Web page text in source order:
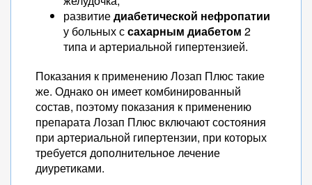
развитиедиабетической нефропатии
у больных ссахарным диабетом 2
типа и артериальной гипертензией.
Показания к применению Лозап Плюс такие
же. Однако он имеет комбинированный
состав, поэтому показания к применению
препарата Лозап Плюс включают состояния
при артериальной гипертензии, при которых
требуется дополнительное лечение
диуретиками.